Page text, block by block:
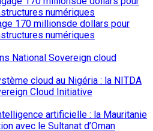
170 millionsde dollars pour
numériques
cloud au Nigéria : la NITDA
Cloud Initiative